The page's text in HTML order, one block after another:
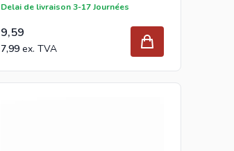
Delai de livraison 3-17 Journées
9,59
7,99